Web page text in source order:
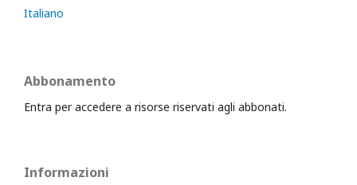
Italiano
Abbonamento
Entra per accedere a risorse riservati agli abbonati.
Informazioni